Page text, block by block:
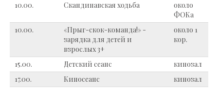
10.00. Скандинавская ходьба
около
ФОКа
10.00.
«Прыг-скок-команда!» -
зарядка для детей и
взрослых 3+
около 1
кор.
15.00. Детский сеанс
кинозал
17.00.
Киносеанс
кинозал